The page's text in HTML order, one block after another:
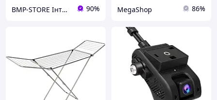
BMP-STORE Інтернет магазин 90% MegaShop 86%